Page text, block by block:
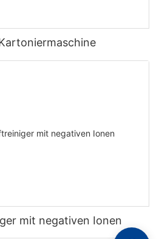
mit negativen Ionen